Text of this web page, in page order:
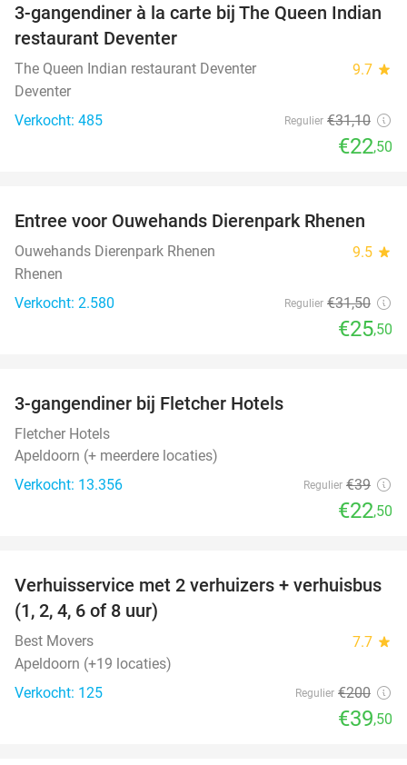
28%
3-gangendiner à la carte bij The Queen Indian
restaurant Deventer
The Queen Indian restaurant Deventer 9.7 star
Deventer
Verkocht: 485
Regulier €31,10
€22,50
19%
Entree voor Ouwehands Dierenpark Rhenen
Ouwehands Dierenpark Rhenen 9.5 star
Rhenen
Verkocht: 2.580
Regulier €31,50
€25,50
3-gangendiner bij Fletcher Hotels
Fletcher Hotels
Apeldoorn (+ meerdere locaties)
Verkocht: 13.356
Regulier €39
€22,50
80%
Verhuisservice met 2 verhuizers + verhuisbus
(1, 2, 4, 6 of 8 uur)
Best Movers 7.7 star
Apeldoorn (+19 locaties)
Verkocht: 125
Regulier €200
€39,50